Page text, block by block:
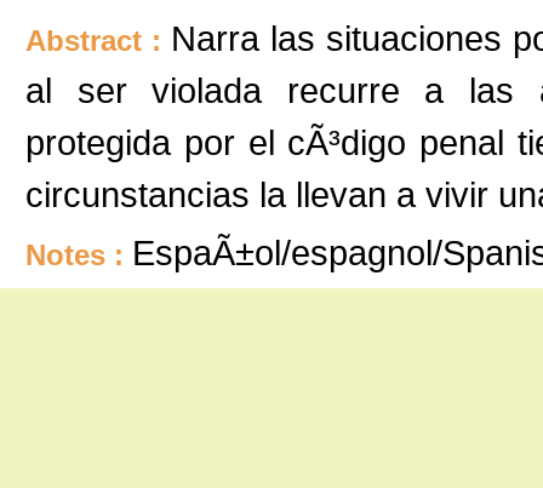
Abstract : Narra las situaciones
al ser violada recurre a las
protegida por el cÃ³digo penal
circunstancias la llevan a vivir
Notes : EspaÃ±ol/espagnol/